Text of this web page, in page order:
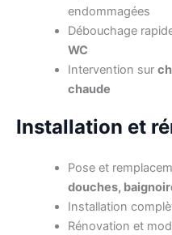
endommagées
Débouchage
WC
Intervention sur
chaude
Installation et
Pose et
douches,
Installation
Rénovation et